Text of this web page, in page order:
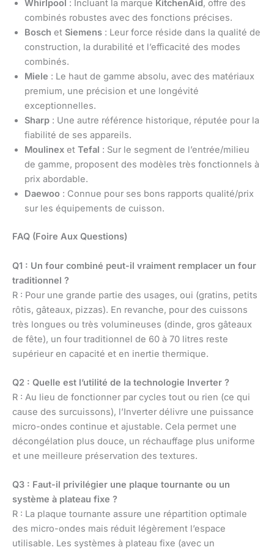
Whirlpool : Incluant la marque KitchenAid, offre des
combinés robustes avec des fonctions précises.
Bosch et Siemens : Leur force réside dans la qualité de
construction, la durabilité et l’efficacité des modes
combinés.
Miele : Le haut de gamme absolu, avec des matériaux
premium, une précision et une longévité
exceptionnelles.
Sharp : Une autre référence historique, réputée pour la
fiabilité de ses appareils.
Moulinex et Tefal : Sur le segment de l’entrée/milieu
de gamme, proposent des modèles très fonctionnels à
prix abordable.
Daewoo : Connue pour ses bons rapports qualité/prix
sur les équipements de cuisson.
FAQ (Foire Aux Questions)
Q1 : Un four combiné peut-il vraiment remplacer un four
traditionnel ?
R : Pour une grande partie des usages, oui (gratins, petits
rôtis, gâteaux, pizzas). En revanche, pour des cuissons
très longues ou très volumineuses (dinde, gros gâteaux
de fête), un four traditionnel de 60 à 70 litres reste
supérieur en capacité et en inertie thermique.
Q2 : Quelle est l’utilité de la technologie Inverter ?
R : Au lieu de fonctionner par cycles tout ou rien (ce qui
cause des surcuissons), l’Inverter délivre une puissance
micro-ondes continue et ajustable. Cela permet une
décongélation plus douce, un réchauffage plus uniforme
et une meilleure préservation des textures.
Q3 : Faut-il privilégier une plaque tournante ou un
système à plateau fixe ?
R : La plaque tournante assure une répartition optimale
des micro-ondes mais réduit légèrement l’espace
utilisable. Les systèmes à plateau fixe (avec un